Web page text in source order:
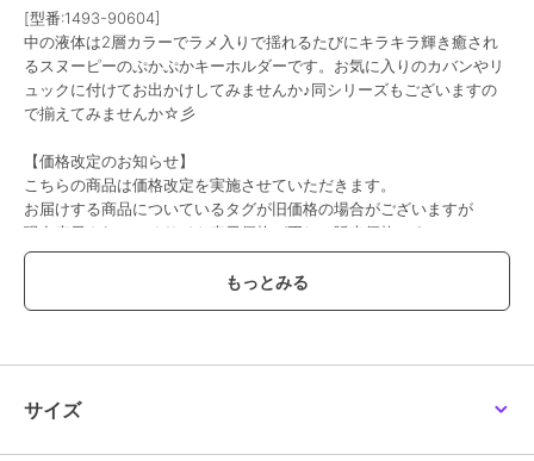
[型番:1493-90604]
中の液体は2層カラーでラメ入りで揺れるたびにキラキラ輝き癒され
るスヌーピーのぷかぷかキーホルダーです。お気に入りのカバンやリ
ュックに付けてお出かけしてみませんか♪同シリーズもございますの
で揃えてみませんか☆彡
【価格改定のお知らせ】
こちらの商品は価格改定を実施させていただきます。
お届けする商品についているタグが旧価格の場合がございますが
現在表示されているサイト表示価格が正しい販売価格です｡
予めご了承いただきますよう､お願い申し上げます｡
この商品は、不良品のみ返品を承ります
サイズ